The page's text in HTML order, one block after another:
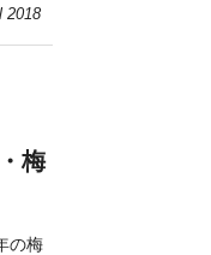
2018
梅
の梅